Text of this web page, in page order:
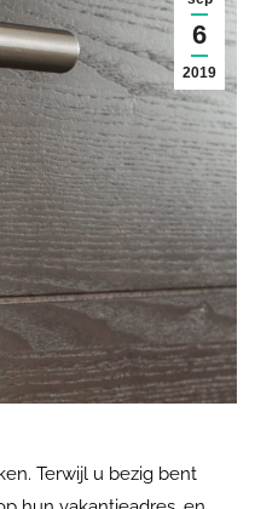
6
2019
Terwijl u bezig bent